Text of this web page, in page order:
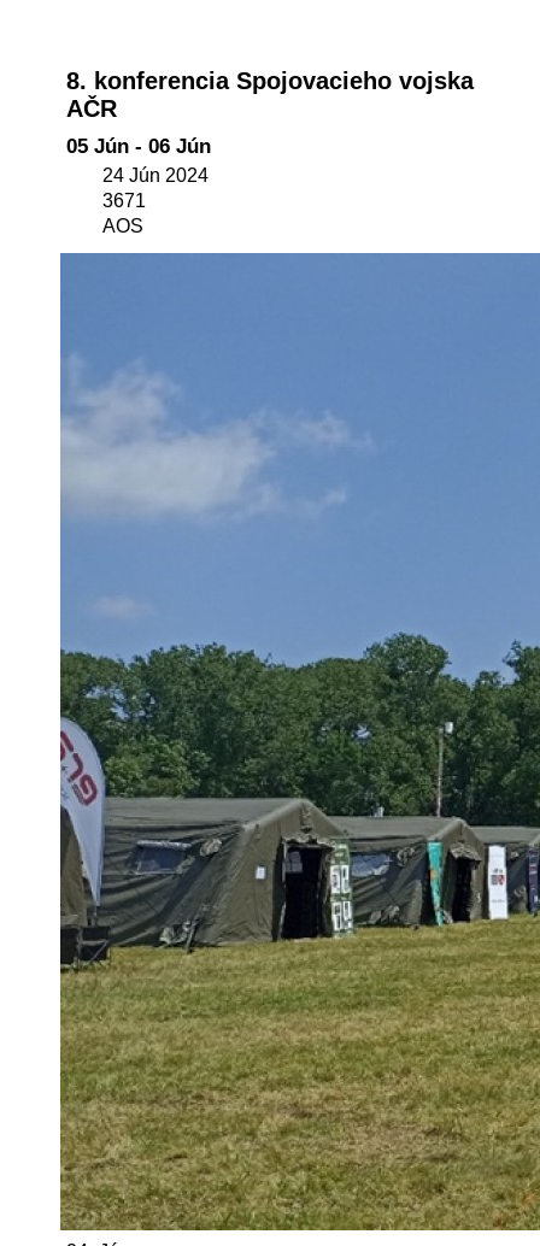
8. konferencia Spojovacieho vojska
AČR
05 Jún - 06 Jún
24 Jún 2024
3671
AOS